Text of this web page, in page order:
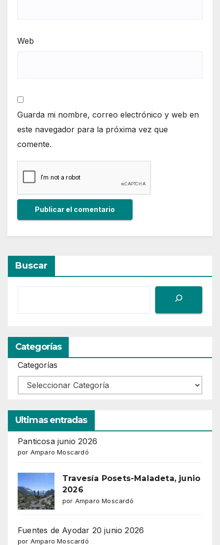
Web
Guarda mi nombre, correo electrónico y web en
este navegador para la próxima vez que
comente.
Buscar
Categorías
Categorías
Ultimas entradas
Panticosa junio 2026
por Amparo Moscardó
Travesía Posets-Maladeta, junio
2026
por Amparo Moscardó
Fuentes de Ayodar 20 junio 2026
por Amparo Moscardó